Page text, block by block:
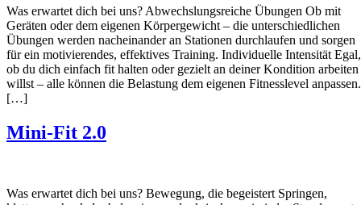
Was erwartet dich bei uns? Abwechslungsreiche Übungen Ob mit
Geräten oder dem eigenen Körpergewicht – die unterschiedlichen
Übungen werden nacheinander an Stationen durchlaufen und sorgen
für ein motivierendes, effektives Training. Individuelle Intensität Egal,
ob du dich einfach fit halten oder gezielt an deiner Kondition arbeiten
willst – alle können die Belastung dem eigenen Fitnesslevel anpassen.
[…]
Mini-Fit 2.0
Was erwartet dich bei uns? Bewegung, die begeistert Springen,